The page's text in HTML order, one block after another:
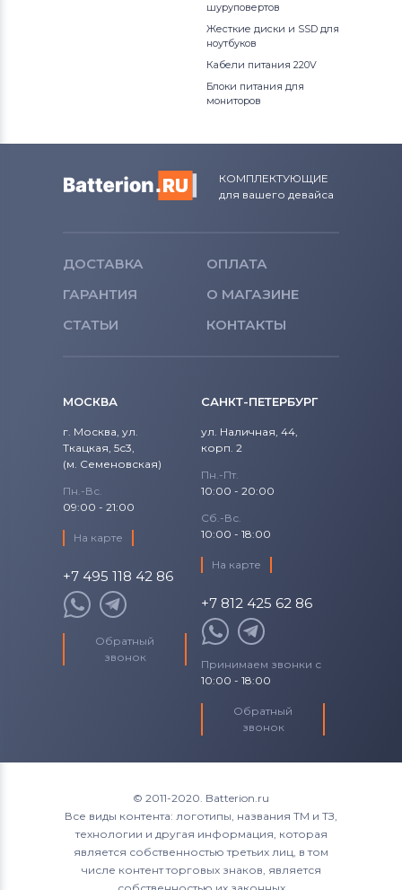
шуруповертов
Жесткие диски и SSD для
ноутбуков
Кабели питания 220V
Блоки питания для
мониторов
КОМПЛЕКТУЮЩИЕ
для вашего девайса
ДОСТАВКА
ОПЛАТА
ГАРАНТИЯ
О МАГАЗИНЕ
СТАТЬИ
КОНТАКТЫ
МОСКВА
г. Москва, ул.
Ткацкая, 5с3,
(м. Семеновская)
Пн.-Вс.
09:00 - 21:00
На карте
+7 495 118 42 86
Обратный
звонок
САНКТ-ПЕТЕРБУРГ
ул. Наличная, 44,
корп. 2
Пн.-Пт.
10:00 - 20:00
Сб.-Вс.
10:00 - 18:00
На карте
+7 812 425 62 86
Принимаем звонки с
10:00 - 18:00
Обратный
звонок
© 2011-2020. Batterion.ru
Все виды контента: логотипы, названия ТМ и ТЗ,
технологии и другая информация, которая
является собственностью третьих лиц, в том
числе контент торговых знаков, является